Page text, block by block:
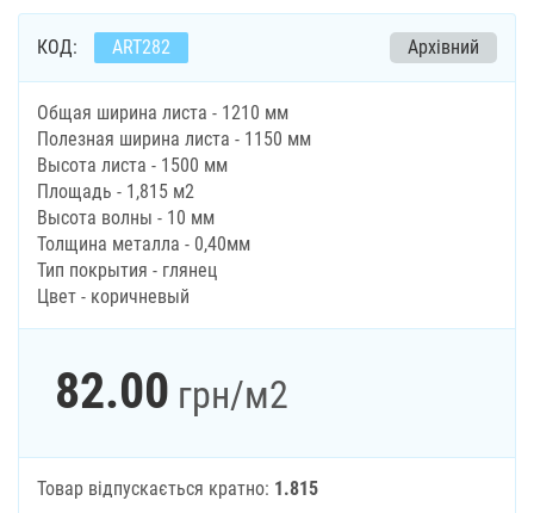
КОД: ART282 Архівний
Общая ширина листа - 1210 мм
Полезная ширина листа - 1150 мм
Высота листа - 1500 мм
Площадь - 1,815 м2
Высота волны - 10 мм
Толщина металла - 0,40мм
Тип покрытия - глянец
Цвет - коричневый
82.00 грн/м2
Товар відпускається кратно: 1.815